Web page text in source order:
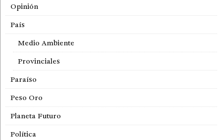
Opinión
País
Medio Ambiente
Provinciales
Paraíso
Peso Oro
Planeta Futuro
Política